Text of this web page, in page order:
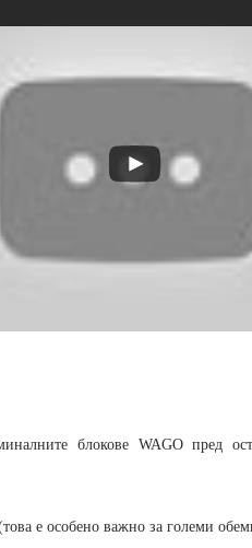
блокове WAGO пред
е особено важно за големи